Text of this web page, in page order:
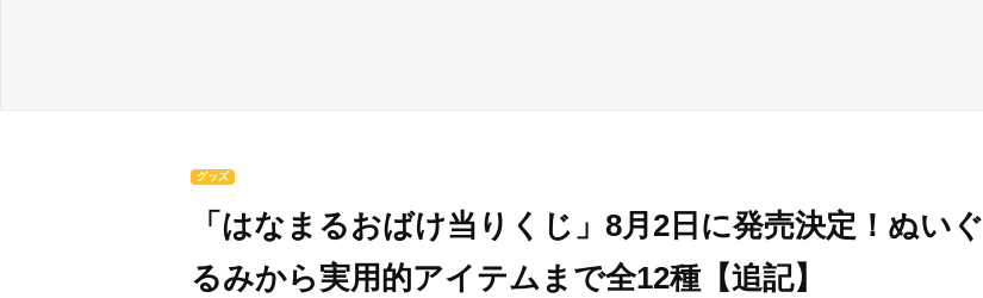
グッズ
「はなまるおばけ当りくじ」8月2日に発売決定！ぬいぐ
るみから実用的アイテムまで全12種【追記】